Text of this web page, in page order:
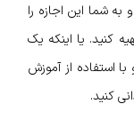
به شما این اجازه را
کنید. یا اینکه یک
استفاده از آموزش‌
کنید.